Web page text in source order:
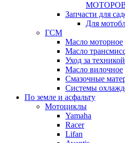
Запчасти для
Для
ГСМ
Масло моторное
Масло
Уход за техникой
Масло вилочное
Смазочные
Системы
По земле и асфальту
Мотоциклы
Yamaha
Racer
Lifan